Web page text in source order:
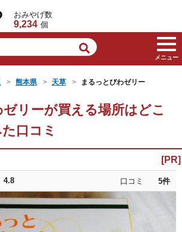
おみや
おみやげ数
9,234 個
メニュー
熊本県 天草 まるっとびわゼリー
リーが買える場所はどこ
口コミ
4.8 口コミ 5件